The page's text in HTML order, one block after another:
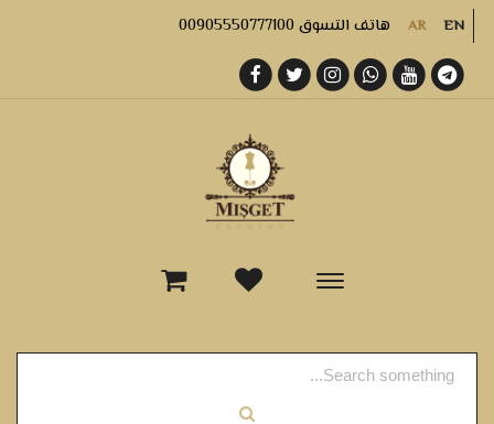
AR EN هاتف التسوق 00905550777100
-